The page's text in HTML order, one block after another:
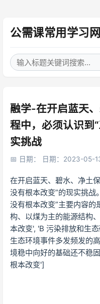
公需课常用学习
融学-在开启蓝天
程中，必须认识到
实挑战
日期： 日期：2023-05-
在开启蓝天、碧水、净土
没有根本改变”的现实挑战
没有根本改变”主要内容
构、以煤为主的能源结构
本改变', 'B 污染排放和生
生态环境事件多发频发的
境稳中向好的基础还不稳
根本改变']